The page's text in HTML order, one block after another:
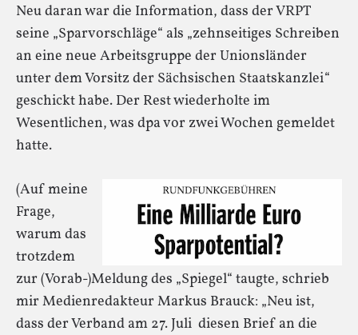
Neu daran war die Information, dass der VRPT
seine „Sparvorschläge“ als „zehnseitiges Schreiben
an eine neue Arbeitsgruppe der Unionsländer
unter dem Vorsitz der Sächsischen Staatskanzlei“
geschickt habe. Der Rest wiederholte im
Wesentlichen, was dpa vor zwei Wochen gemeldet
hatte.
(Auf meine
Frage,
warum das
trotzdem
zur (Vorab-)Meldung des „Spiegel“ taugte, schrieb
mir Medienredakteur Markus Brauck: „Neu ist,
dass der Verband am 27. Juli diesen Brief an die